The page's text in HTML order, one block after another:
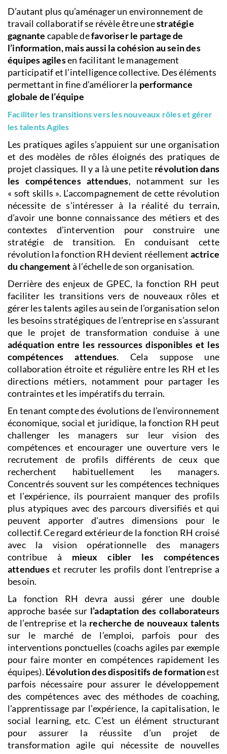
D’autant plus qu’aménager un environnement de
travail collaboratif se révèle être unestratégie
gagnante capable defavoriser le partage de
l’information, mais aussi la cohésion au sein des
équipes agilesen facilitant le management
participatif et l’intelligence collective. Des éléments
permettant in fine d’améliorer la performance
globale de l’équipe
Faciliter les transitions vers les nouveaux rôles et gérer
les talents Agiles
Les pratiques agiles s’appuient sur une organisation
et des modèles de rôles éloignés des pratiques de
projet classiques. Il y a là une petite révolution dans
les compétences attendues, notamment sur les
« soft skills ». L’accompagnement de cette révolution
nécessite de s’intéresser à la réalité du terrain,
d’avoir une bonne connaissance des métiers et des
contextes d’intervention pour construire une
stratégie de transition. En conduisant cette
révolution la fonction RH devient réellement actrice
du changementà l’échelle de son organisation.
Derrière des enjeux de GPEC, la fonction RH peut
faciliter les transitions vers de nouveaux rôles et
gérer les talents agiles au sein de l’organisation selon
les besoins stratégiques de l’entreprise en s’assurant
que le projet de transformation conduise à une
adéquation entre les ressources disponibles et les
compétences attendues. Cela suppose une
collaboration étroite et régulière entre les RH et les
directions métiers, notamment pour partager les
contraintes et les impératifs du terrain.
En tenant compte des évolutions de l’environnement
économique, social et juridique, la fonction RH peut
challenger les managers sur leur vision des
compétences et encourager une ouverture vers le
recrutement de profils différents de ceux que
recherchent habituellement les managers.
Concentrés souvent sur les compétences techniques
et l’expérience, ils pourraient manquer des profils
plus atypiques avec des parcours diversifiés et qui
peuvent apporter d’autres dimensions pour le
collectif. Ce regard extérieur de la fonction RH croisé
avec la vision opérationnelle des managers
contribue à mieux cibler les compétences
attendueset recruter les profils dont l’entreprise a
besoin.
La fonction RH devra aussi gérer une double
approche basée sur l’adaptation des collaborateurs
de l’entreprise et la recherche de nouveaux talents
sur le marché de l’emploi, parfois pour des
interventions ponctuelles (coachs agiles par exemple
pour faire monter en compétences rapidement les
équipes). L’évolution des dispositifs de formationest
parfois nécessaire pour assurer le développement
des compétences avec des méthodes de coaching,
l’apprentissage par l’expérience, la capitalisation, le
social learning, etc. C’est un élément structurant
pour assurer la réussite d’un projet de
transformation agile qui nécessite de nouvelles